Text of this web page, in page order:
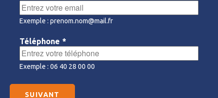
Exemple : prenom.nom@mail.fr
Téléphone *
Exemple : 06 40 28 00 00